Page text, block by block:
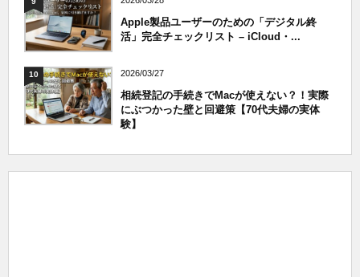
Apple製品ユーザーのための「デジタル終
活」完全チェックリスト – iCloud・...
10 2026/03/27
相続登記の手続きでMacが使えない？！実際
にぶつかった壁と回避策【70代夫婦の実体
験】